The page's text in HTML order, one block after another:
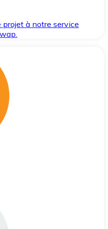
à notre service